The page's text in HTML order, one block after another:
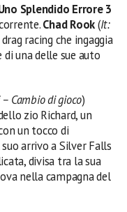
Splendido Errore 3
Chad Rook(It:
racing che ingaggia
una delle sue auto
Cambio di gioco)
zio Richard, un
un tocco di
arrivo a Silver Falls
divisa tra la sua
nella campagna del